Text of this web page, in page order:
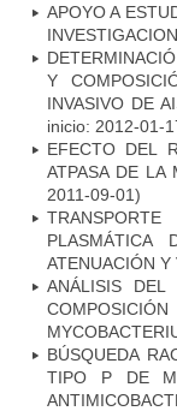
APOYO A
Y
INVASIVO DE
inicio: 2012-01-
EFECTO DEL
ATPASA DE LA
2011-09-01)
PLASMÁTICA
ATENUACIÓN Y
ANÁLISIS DEL
BÚSQUEDA
TIPO P DE